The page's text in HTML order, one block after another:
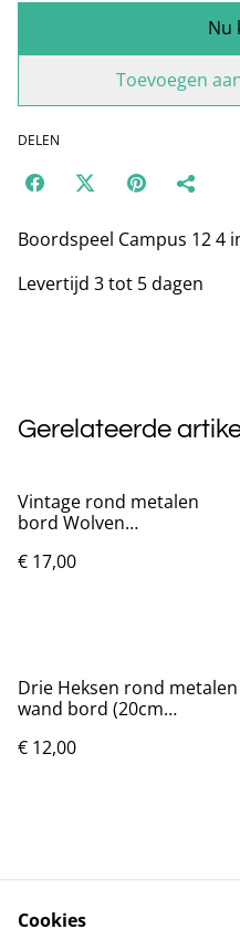
Nu
Toevoegen
DELEN
Boordspeel Campus 12 4
Levertijd 3 tot 5 dagen
Gerelateerde
Vintage rond metalen
bord Wolven
€ 17,00
Drie Heksen rond metalen
wand bord (20cm
€ 12,00
Cookies